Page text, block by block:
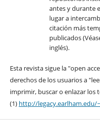
antes y durante
lugar a
citación más
publicados
inglés).
Esta revista sigue la "open
derechos de los usuarios a
imprimir, buscar o enlazar los
(1) http://legacy.earlham.edu/